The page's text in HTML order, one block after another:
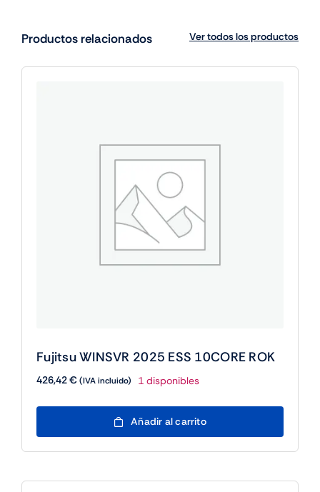
Productos relacionados Ver todos los productos
Fujitsu WINSVR 2025 ESS 10CORE ROK
426,42€(IVA incluido) 1 disponibles
Fujitsu
WINSVR
10CORE
Añadir al carrito